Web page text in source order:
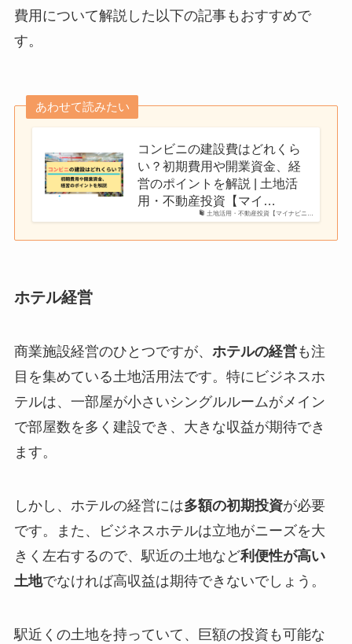
費用について解説した以下の記事もおすすめで
す。
あわせて読みたい
土地活用・不動産投資【マイナビニ…
コンビニの建設費はどれくら
い？初期費用や開業資金、経
営のポイントを解説 | 土地活
用・不動産投資【マイ…
ホテル経営
商業施設経営のひとつですが、 ホテルの経営も注
目を集めている土地活用法です。特にビジネスホ
テルは、一部屋が小さいシングルルームがメイン
で部屋数を多く建設でき、大きな収益が期待でき
ます。
しかし、ホテルの経営には多額の初期投資が必要
です。また、ビジネスホテルは立地がニーズを大
きく左右するので、駅近の土地など利便性が高い
土地でなければ高収益は期待できないでしょう。
駅近くの土地を持っていて、巨額の投資も可能な